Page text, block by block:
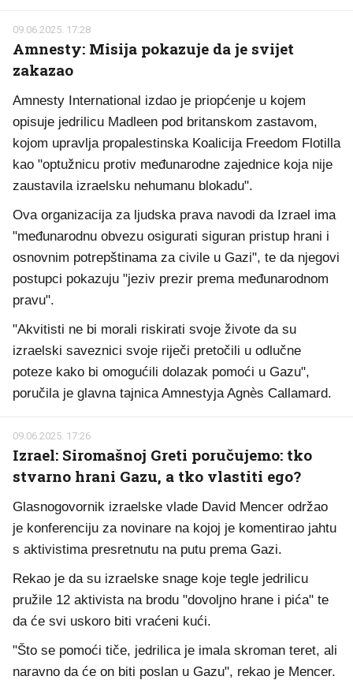
09.06.2025. 17:28
Amnesty: Misija pokazuje da je svijet
zakazao
Amnesty International izdao je priopćenje u kojem
opisuje jedrilicu Madleen pod britanskom zastavom,
kojom upravlja propalestinska Koalicija Freedom Flotilla
kao "optužnicu protiv međunarodne zajednice koja nije
zaustavila izraelsku nehumanu blokadu".
Ova organizacija za ljudska prava navodi da Izrael ima
"međunarodnu obvezu osigurati siguran pristup hrani i
osnovnim potrepštinama za civile u Gazi", te da njegovi
postupci pokazuju "jeziv prezir prema međunarodnom
pravu".
"Akvitisti ne bi morali riskirati svoje živote da su
izraelski saveznici svoje riječi pretočili u odlučne
poteze kako bi omogućili dolazak pomoći u Gazu",
poručila je glavna tajnica Amnestyja Agnès Callamard.
09.06.2025. 17:26
Izrael: Siromašnoj Greti poručujemo: tko
stvarno hrani Gazu, a tko vlastiti ego?
Glasnogovornik izraelske vlade David Mencer održao
je konferenciju za novinare na kojoj je komentirao jahtu
s aktivistima presretnutu na putu prema Gazi.
Rekao je da su izraelske snage koje tegle jedrilicu
pružile 12 aktivista na brodu "dovoljno hrane i pića" te
da će svi uskoro biti vraćeni kući.
"Što se pomoći tiče, jedrilica je imala skroman teret, ali
naravno da će on biti poslan u Gazu", rekao je Mencer.